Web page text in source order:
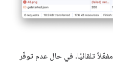
مفعّلاً تلقائيًا. في حال عدم توفّر